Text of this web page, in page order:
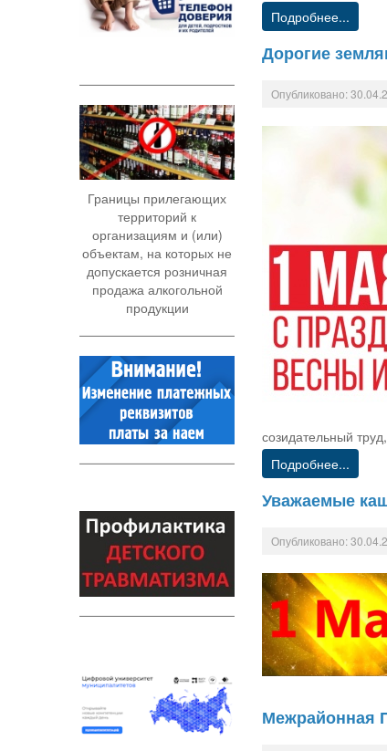
Границы прилегающих
территорий к
организациям и (или)
объектам, на которых не
допускается розничная
продажа алкогольной
продукции
Подробнее...
Дорогие
Опубликовано:
созидательный
Подробнее...
Уважаемые
Опубликовано:
Межрайонная